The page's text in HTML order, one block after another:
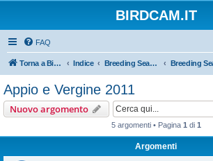
BIRDCAM.IT
FAQ
Torna a Birdcam.it Indice Breeding Seasons 2011
Appio e Vergine 2011
Nuovo argomento
5 argomenti • Pagina 1 di 1
Argomenti